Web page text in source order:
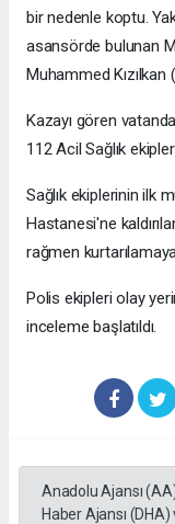
bir nedenle koptu.
asansörde bulunan
Muhammed Kızılkan
Kazayı gören
112 Acil Sağlık
Sağlık ekiplerinin ilk
Hastanesi'ne
rağmen
Polis ekipleri olay
inceleme başlatıldı.
Anadolu Ajansı
Haber Ajansı